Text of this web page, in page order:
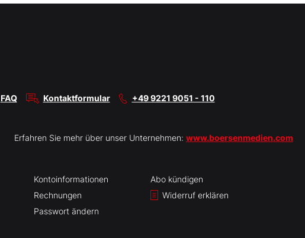
FAQ Kontaktformular +49 9221 9051 - 110
Erfahren Sie mehr über unser Unternehmen: www.boersenmedien.com
Kontoinformationen
Rechnungen
Passwort ändern
Abo kündigen
Widerruf erklären